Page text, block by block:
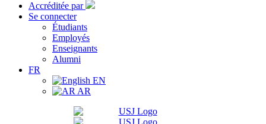
Accréditée par
Se connecter
Étudiants
Employés
Enseignants
Alumni
FR
EN
AR